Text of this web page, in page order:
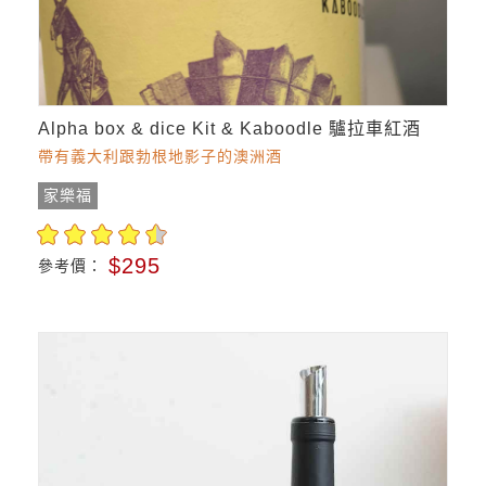
Alpha box & dice Kit & Kaboodle 驢拉車紅酒
帶有義大利跟勃根地影子的澳洲酒
家樂福
參考價： $295